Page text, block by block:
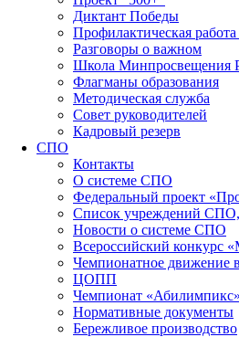
Диктант Победы
Профилактическая
Разговоры о важном
Школа Минпросвещения
Флагманы образования
Методическая служба
Совет руководителей
Кадровый резерв
СПО
Контакты
О системе СПО
Федеральный проект
Список учреждений
Новости о системе СПО
Всероссийский конкурс
Чемпионатное движение
ЦОПП
Чемпионат «Абилимпикс»
Нормативные документы
Бережливое производство